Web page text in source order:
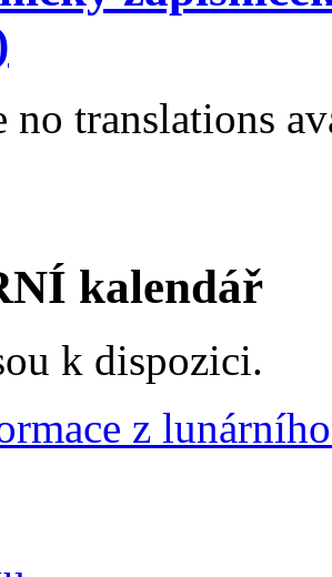
no translations
kalendář
k dispozici.
z